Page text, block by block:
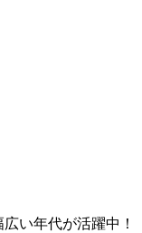
い年代が活躍中！